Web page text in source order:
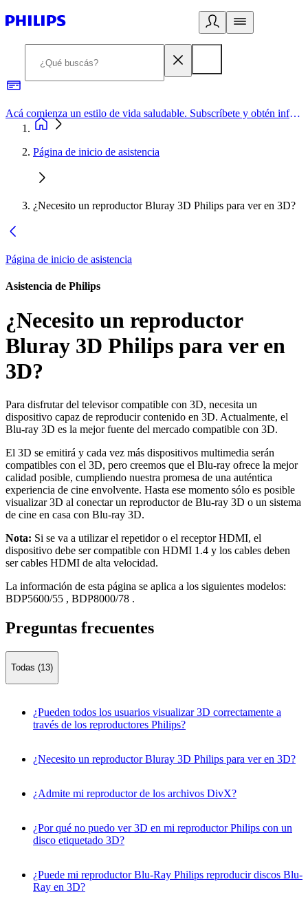
Acá comienza un estilo de vida saludable. Subscríbete y obtén información de primera mano
Página de inicio de asistencia
¿Necesito un reproductor Bluray 3D Philips para ver en 3D?
Página de inicio de asistencia
Asistencia de Philips
¿Necesito un reproductor
Bluray 3D Philips para ver en
3D?
Para disfrutar del televisor compatible con 3D, necesita un
dispositivo capaz de reproducir contenido en 3D. Actualmente, el
Blu-ray 3D es la mejor fuente del mercado compatible con 3D.
El 3D se emitirá y cada vez más dispositivos multimedia serán
compatibles con el 3D, pero creemos que el Blu-ray ofrece la mejor
calidad posible, cumpliendo nuestra promesa de una auténtica
experiencia de cine envolvente. Hasta ese momento sólo es posible
visualizar 3D al conectar un reproductor de Blu-ray 3D o un sistema
de cine en casa con Blu-ray 3D.
Nota: Si se va a utilizar el repetidor o el receptor HDMI, el
dispositivo debe ser compatible con HDMI 1.4 y los cables deben
ser cables HDMI de alta velocidad.
La información de esta página se aplica a los siguientes modelos:
BDP5600/55 , BDP8000/78 .
Preguntas frecuentes
Todas (13)
¿Pueden todos los usuarios visualizar 3D correctamente a
través de los reproductores Philips?
¿Necesito un reproductor Bluray 3D Philips para ver en 3D?
¿Admite mi reproductor de los archivos DivX?
¿Por qué no puedo ver 3D en mi reproductor Philips con un
disco etiquetado 3D?
¿Puede mi reproductor Blu-Ray Philips reproducir discos Blu-
Ray en 3D?